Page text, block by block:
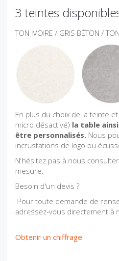
3 teintes
TON IVOIRE / GRIS BÉTON /
En plus du choix de la teinte
micro désactivé) la table
être personnalisés. Nous
incrustations de logo ou
N'hésitez pas à nous
mesure.
Besoin d'un devis ?
Pour toute demande de
adressez-vous directement à
Obtenir un chiffrage